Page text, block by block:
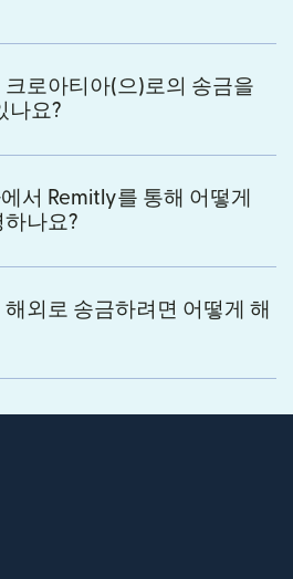
크로아티아(으)로의 송금을
나요?
서 Remitly를 통해 어떻게
나요?
외로 송금하려면 어떻게 해